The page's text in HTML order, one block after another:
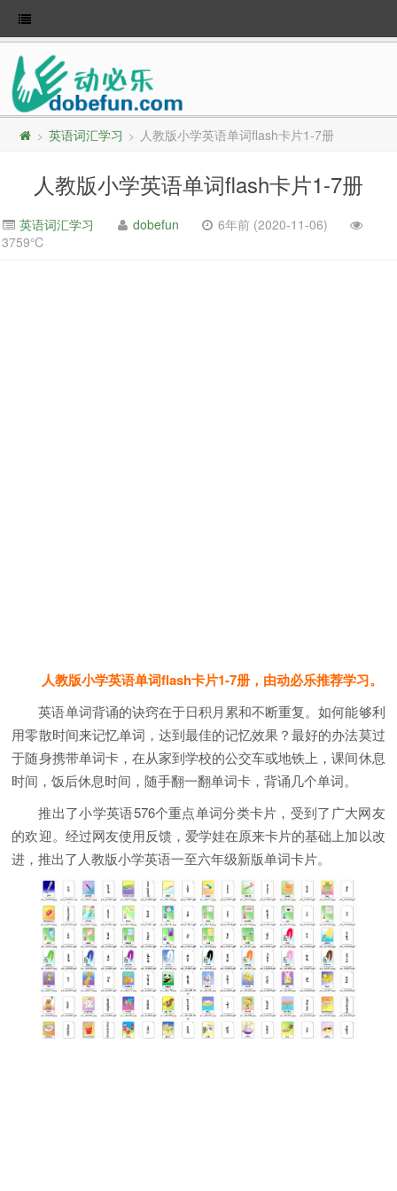
> 英语词汇学习 > 人教版小学英语单词flash卡片1-7册
人教版小学英语单词flash卡片1-7册
英语词汇学习 dobefun
6年前 (2020-11-06)
3759℃
人教版小学英语单词flash卡片1-7册，由动必乐推荐学习。
英语单词背诵的诀窍在于日积月累和不断重复。如何能够利
用零散时间来记忆单词，达到最佳的记忆效果？最好的办法莫过
于随身携带单词卡，在从家到学校的公交车或地铁上，课间休息
时间，饭后休息时间，随手翻一翻单词卡，背诵几个单词。
推出了小学英语576个重点单词分类卡片，受到了广大网友
的欢迎。经过网友使用反馈，爱学娃在原来卡片的基础上加以改
进，推出了人教版小学英语一至六年级新版单词卡片。